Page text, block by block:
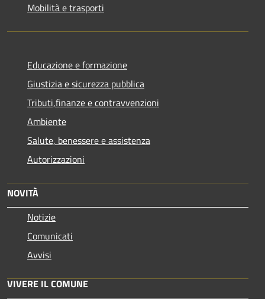
Mobilità e trasporti
Educazione e formazione
Giustizia e sicurezza pubblica
Tributi,finanze e contravvenzioni
Ambiente
Salute, benessere e assistenza
Autorizzazioni
NOVITÀ
Notizie
Comunicati
Avvisi
VIVERE IL COMUNE